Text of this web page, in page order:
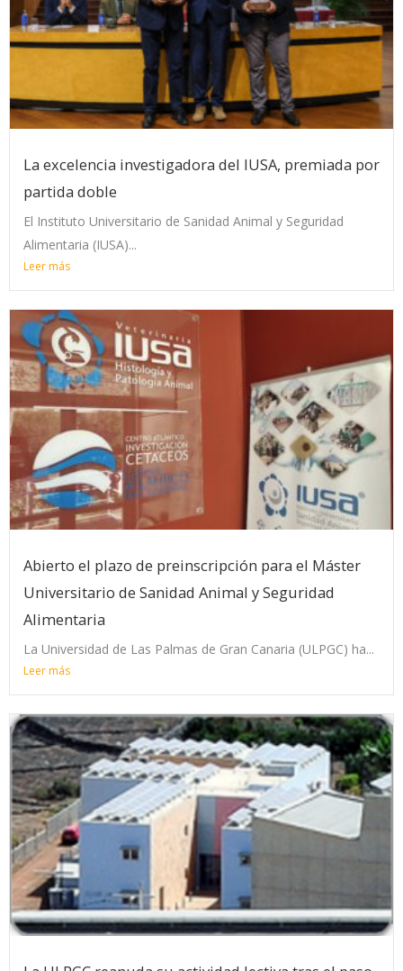
La excelencia investigadora del IUSA, premiada por
partida doble
El Instituto Universitario de Sanidad Animal y Seguridad
Alimentaria (IUSA)...
Leer más
Abierto el plazo de preinscripción para el Máster
Universitario de Sanidad Animal y Seguridad
Alimentaria
La Universidad de Las Palmas de Gran Canaria (ULPGC) ha...
Leer más